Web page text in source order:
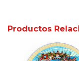
Productos